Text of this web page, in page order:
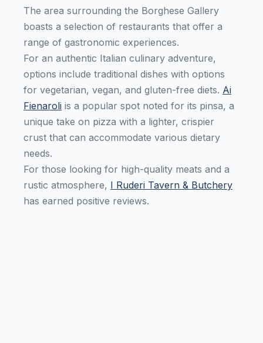
The area surrounding the Borghese Gallery
boasts a selection of restaurants that offer a
range of gastronomic experiences.
For an authentic Italian culinary adventure,
options include traditional dishes with options
for vegetarian, vegan, and gluten-free diets. Ai
Fienaroli is a popular spot noted for its pinsa, a
unique take on pizza with a lighter, crispier
crust that can accommodate various dietary
needs.
For those looking for high-quality meats and a
rustic atmosphere, I Ruderi Tavern & Butchery
has earned positive reviews.